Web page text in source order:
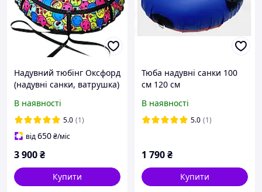
Надувний тюбінг Оксфорд
(надувні санки, ватрушка)
м2), до 115 кг.
В наявності
5.0 (1)
від650₴/міс
3 900₴
Купити
Тюба надувні санки 100
см 120 см
В наявності
5.0 (1)
1 790₴
Купити